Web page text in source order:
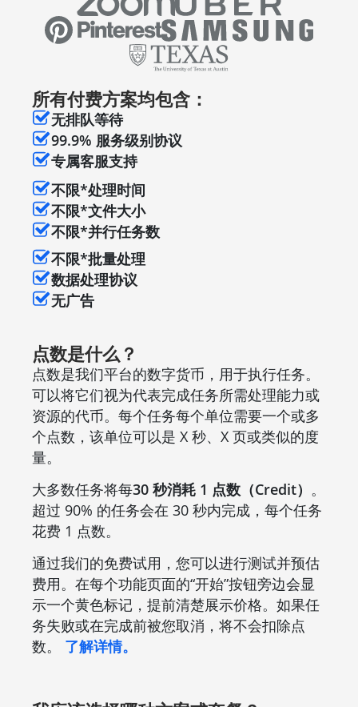
所有付费方案均包含：
无排队等待
99.9% 服务级别协议
专属客服支持
不限*处理时间
不限*文件大小
不限*并行任务数
不限*批量处理
数据处理协议
无广告
点数是什么？
点数是我们平台的数字货币，用于执行任务。
可以将它们视为代表完成任务所需处理能力或
资源的代币。每个任务每个单位需要一个或多
个点数，该单位可以是 X 秒、X 页或类似的度
量。
大多数任务将每30 秒消耗 1 点数（Credit） 。
超过 90% 的任务会在 30 秒内完成，每个任务
花费 1 点数。
通过我们的免费试用，您可以进行测试并预估
费用。在每个功能页面的“开始”按钮旁边会显
示一个黄色标记，提前清楚展示价格。如果任
务失败或在完成前被您取消，将不会扣除点
数。 了解详情。